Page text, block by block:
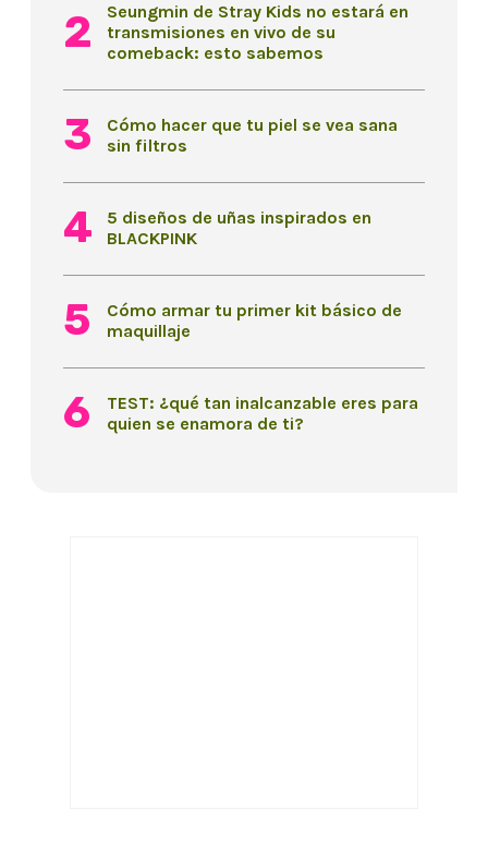
Seungmin de Stray Kids no estará en
transmisiones en vivo de su
comeback: esto sabemos
Cómo hacer que tu piel se vea sana
sin filtros
5 diseños de uñas inspirados en
BLACKPINK
Cómo armar tu primer kit básico de
maquillaje
TEST: ¿qué tan inalcanzable eres para
quien se enamora de ti?